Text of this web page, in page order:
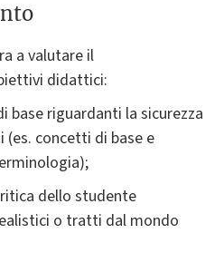
a valutare il
didattici:
base riguardanti la sicurezza
concetti di base e
dello studente
o tratti dal mondo